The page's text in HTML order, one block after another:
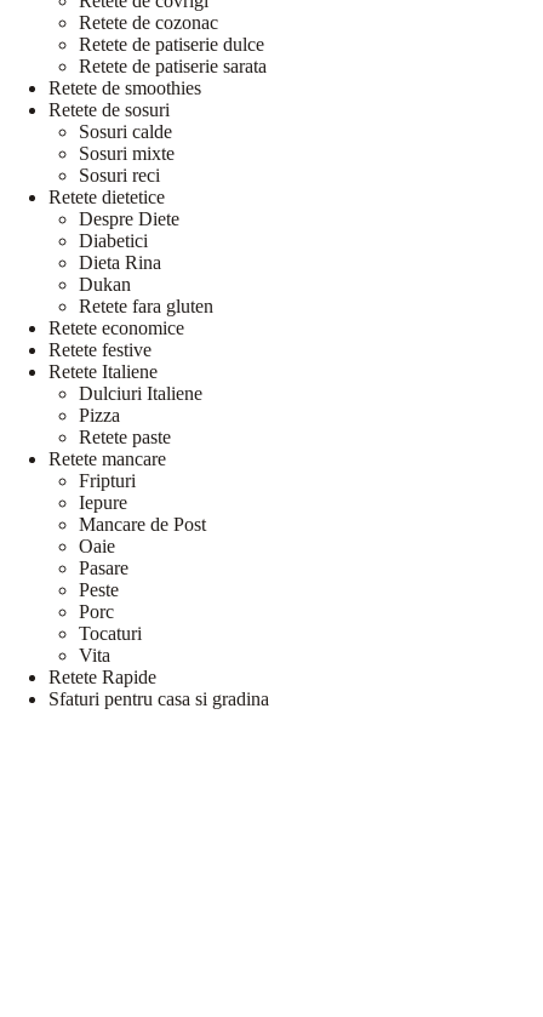
Retete de cozonac
Retete de patiserie dulce
Retete de patiserie sarata
Retete de smoothies
Retete de sosuri
Sosuri calde
Sosuri mixte
Sosuri reci
Retete dietetice
Despre Diete
Diabetici
Dieta Rina
Dukan
Retete fara gluten
Retete economice
Retete festive
Retete Italiene
Dulciuri Italiene
Pizza
Retete paste
Retete mancare
Fripturi
Iepure
Mancare de Post
Oaie
Pasare
Peste
Porc
Tocaturi
Vita
Retete Rapide
Sfaturi pentru casa si gradina